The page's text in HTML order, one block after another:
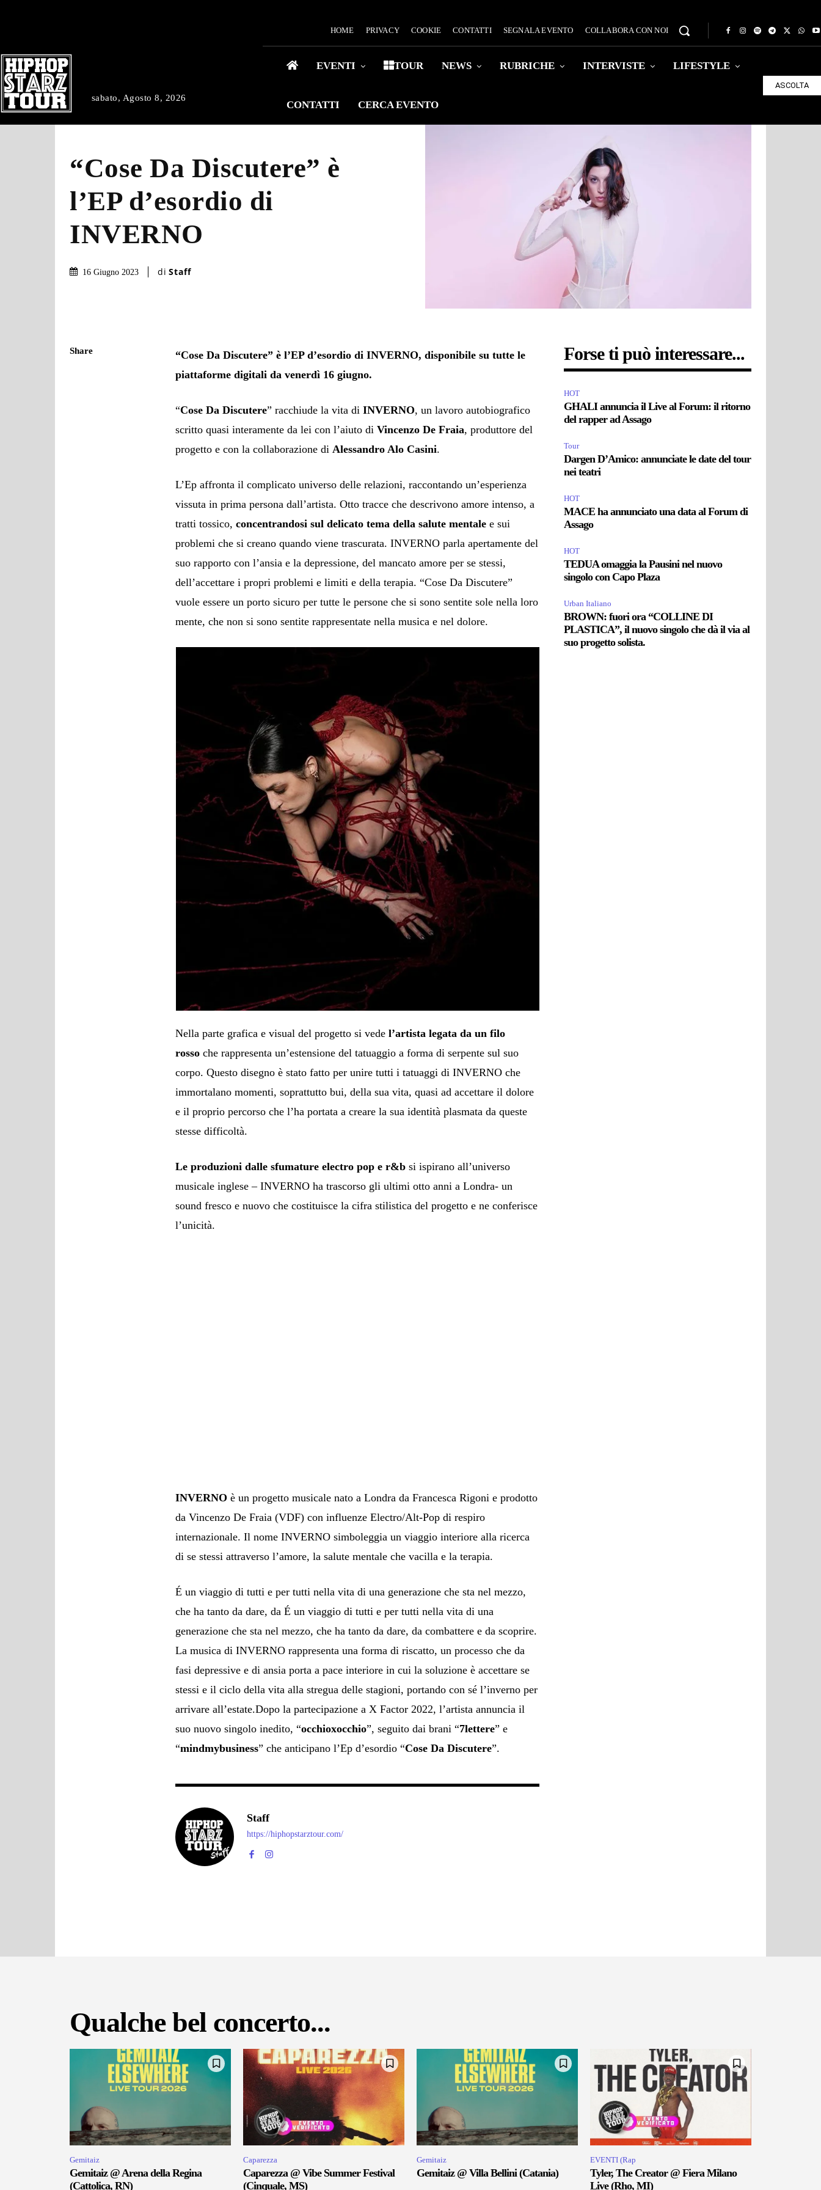
sabato, Agosto 8, 2026
HOME PRIVACY COOKIE CONTATTI SEGNALA EVENTO COLLABORA CON NOI
EVENTI TOUR NEWS RUBRICHE INTERVISTE LIFESTYLE
CONTATTI CERCA EVENTO
ASCOLTA
“Cose Da Discutere” è
l’EP d’esordio di
INVERNO
16 Giugno 2023 di Staff
Share
“Cose Da Discutere” è l’EP d’esordio di INVERNO, disponibile su tutte le
piattaforme digitali da venerdì 16 giugno.
“Cose Da Discutere” racchiude la vita diINVERNO, un lavoro autobiografico
scritto quasi interamente da lei con l’aiuto diVincenzo De Fraia, produttore del
progetto e con la collaborazione di Alessandro Alo Casini.
L’Ep affronta il complicato universo delle relazioni, raccontando un’esperienza
vissuta in prima persona dall’artista. Otto tracce che descrivono amore intenso, a
tratti tossico,concentrandosi sul delicato tema della salute mentale e sui
problemi che si creano quando viene trascurata. INVERNO parla apertamente del
suo rapporto con l’ansia e la depressione, del mancato amore per se stessi,
dell’accettare i propri problemi e limiti e della terapia. “Cose Da Discutere”
vuole essere un porto sicuro per tutte le persone che si sono sentite sole nella loro
mente, che non si sono sentite rappresentate nella musica e nel dolore.
Nella parte grafica e visual del progetto si vedel’artista legata da un filo
rosso che rappresenta un’estensione del tatuaggio a forma di serpente sul suo
corpo. Questo disegno è stato fatto per unire tutti i tatuaggi di INVERNO che
immortalano momenti, soprattutto bui, della sua vita, quasi ad accettare il dolore
e il proprio percorso che l’ha portata a creare la sua identità plasmata da queste
stesse difficoltà.
Le produzioni dalle sfumature electro pop e r&b si ispirano all’universo
musicale inglese – INVERNO ha trascorso gli ultimi otto anni a Londra- un
sound fresco e nuovo che costituisce la cifra stilistica del progetto e ne conferisce
l’unicità.
INVERNO è un progetto musicale nato a Londra da Francesca Rigoni e prodotto
da Vincenzo De Fraia (VDF) con influenze Electro/Alt-Pop di respiro
internazionale. Il nome INVERNO simboleggia un viaggio interiore alla ricerca
di se stessi attraverso l’amore, la salute mentale che vacilla e la terapia.
É un viaggio di tutti e per tutti nella vita di una generazione che sta nel mezzo,
che ha tanto da dare, da É un viaggio di tutti e per tutti nella vita di una
generazione che sta nel mezzo, che ha tanto da dare, da combattere e da scoprire.
La musica di INVERNO rappresenta una forma di riscatto, un processo che da
fasi depressive e di ansia porta a pace interiore in cui la soluzione è accettare se
stessi e il ciclo della vita alla stregua delle stagioni, portando con sé l’inverno per
arrivare all’estate.Dopo la partecipazione a X Factor 2022, l’artista annuncia il
suo nuovo singolo inedito, “occhioxocchio”, seguito dai brani “7lettere” e
“mindmybusiness” che anticipano l’Ep d’esordio “Cose Da Discutere”.
Staff
https://hiphopstarztour.com/
Forse ti può interessare...
HOT
GHALI annuncia il Live al Forum: il ritorno
del rapper ad Assago
Tour
Dargen D’Amico: annunciate le date del tour
nei teatri
HOT
MACE ha annunciato una data al Forum di
Assago
HOT
TEDUA omaggia la Pausini nel nuovo
singolo con Capo Plaza
Urban Italiano
BROWN: fuori ora “COLLINE DI
PLASTICA”, il nuovo singolo che dà il via al
suo progetto solista.
Qualche bel concerto...
Gemitaiz
Gemitaiz @ Arena della Regina
(Cattolica, RN)
Caparezza
Caparezza @ Vibe Summer Festival
(Cinquale, MS)
Gemitaiz
Gemitaiz @ Villa Bellini (Catania)
EVENTI (Rap
Tyler, The Creator @ Fiera Milano
Live (Rho, MI)